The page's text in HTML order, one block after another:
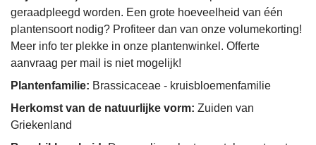
geraadpleegd worden. Een grote hoeveelheid van één
plantensoort nodig? Profiteer dan van onze volumekorting!
Meer info ter plekke in onze plantenwinkel. Offerte
aanvraag per mail is niet mogelijk!
Plantenfamilie: Brassicaceae - kruisbloemenfamilie
Herkomst van de natuurlijke vorm: Zuiden van
Griekenland